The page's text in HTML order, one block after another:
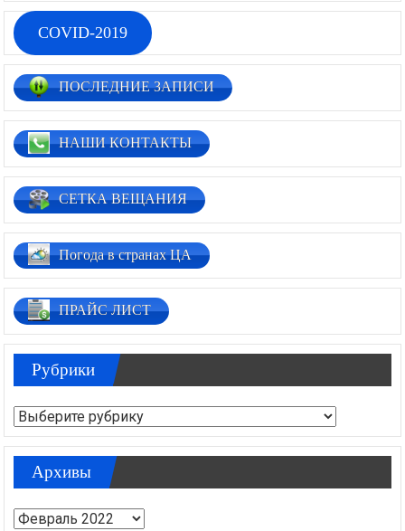
COVID-2019
ПОСЛЕДНИЕ ЗАПИСИ
НАШИ КОНТАКТЫ
СЕТКА ВЕЩАНИЯ
Погода в странах ЦА
ПРАЙС ЛИСТ
Рубрики
Рубрики
Архивы
Архивы